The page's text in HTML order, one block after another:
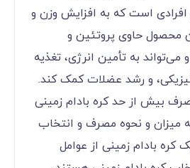
است که به افزایش وزن و
محصول حاوی پروتئین و
به تأمین انرژی، تغذیه
و رشد عضلات کمک کند.
بیش از حد کره بادام زمینی
میزان و نحوه مصرف و انتخاب
کره بادام زمینی از عوامل